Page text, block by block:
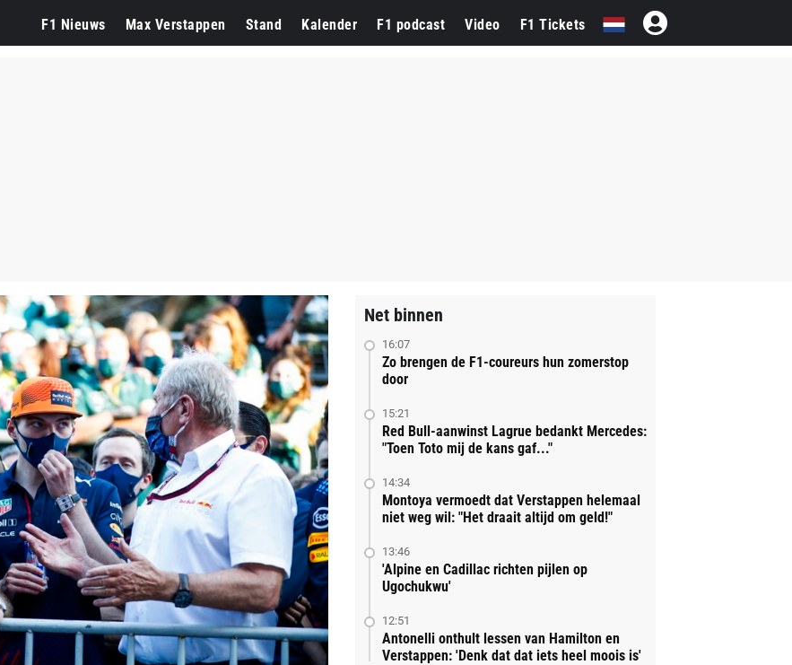
F1 Nieuws Max Verstappen Stand Kalender F1 podcast Video F1 Tickets
Net binnen
16:07
Zo brengen de F1-coureurs hun zomerstop
door
15:21
Red Bull-aanwinst Lagrue bedankt Mercedes:
"Toen Toto mij de kans gaf..."
14:34
Montoya vermoedt dat Verstappen helemaal
niet weg wil: "Het draait altijd om geld!"
13:46
'Alpine en Cadillac richten pijlen op
Ugochukwu'
12:51
Antonelli onthult lessen van Hamilton en
Verstappen: 'Denk dat dat iets heel moois is'